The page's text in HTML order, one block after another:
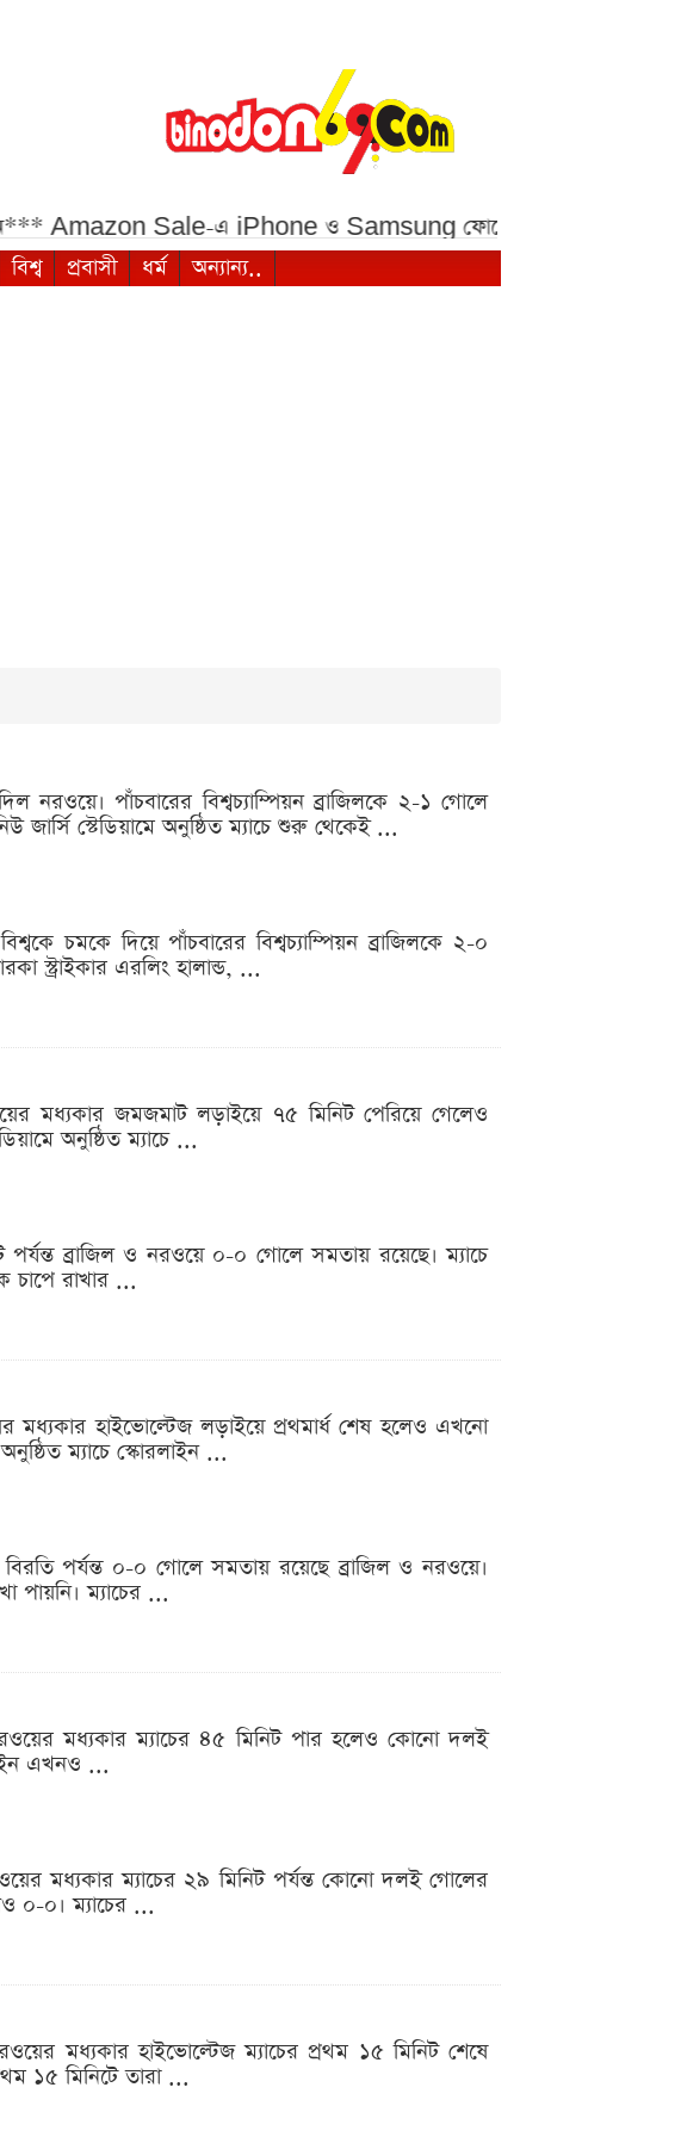
Amazon Sale-এ iPhone ও Samsung ফোনে বড় ছাড়***
বিশ্ব প্রবাসী ধর্ম অন্যান্য..
পাঁচবারের বিশ্বচ্যাম্পিয়ন ব্রাজিলকে ২-১ গোলে
জার্সি স্টেডিয়ামে অনুষ্ঠিত ম্যাচে শুরু থেকেই ...
চমকে দিয়ে পাঁচবারের বিশ্বচ্যাম্পিয়ন ব্রাজিলকে ২-০
স্ট্রাইকার এরলিং হালান্ড, ...
মধ্যকার জমজমাট লড়াইয়ে ৭৫ মিনিট পেরিয়ে গেলেও
অনুষ্ঠিত ম্যাচে ...
ব্রাজিল ও নরওয়ে ০-০ গোলে সমতায় রয়েছে। ম্যাচে
চাপে রাখার ...
মধ্যকার হাইভোল্টেজ লড়াইয়ে প্রথমার্ধ শেষ হলেও এখনো
ম্যাচে স্কোরলাইন ...
পর্যন্ত ০-০ গোলে সমতায় রয়েছে ব্রাজিল ও নরওয়ে।
ম্যাচের ...
মধ্যকার ম্যাচের ৪৫ মিনিট পার হলেও কোনো দলই
এখনও ...
মধ্যকার ম্যাচের ২৯ মিনিট পর্যন্ত কোনো দলই গোলের
০-০। ম্যাচের ...
মধ্যকার হাইভোল্টেজ ম্যাচের প্রথম ১৫ মিনিট শেষে
১৫ মিনিটে তারা ...